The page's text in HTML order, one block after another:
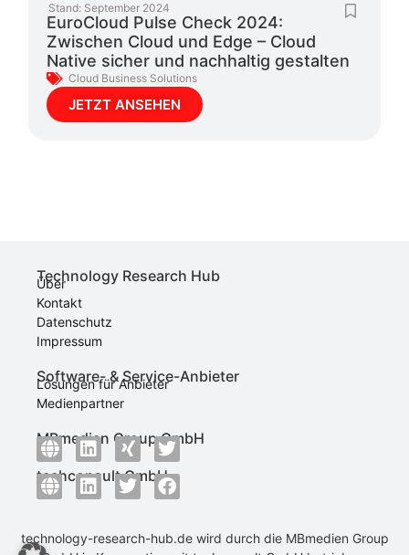
Stand: September 2024
EuroCloud Pulse Check 2024:
Zwischen Cloud und Edge – Cloud
Native sicher und nachhaltig gestalten
Cloud Business Solutions
JETZT ANSEHEN
Technology Research Hub
Über
Kontakt
Datenschutz
Impressum
Software- & Service-Anbieter
Lösungen für Anbieter
Medienpartner
MBmedien Group GmbH
techconsult GmbH
technology-research-hub.de wird durch die MBmedien Group